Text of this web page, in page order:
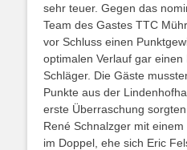
sehr teuer. Gegen das
Team des Gastes TTC
vor Schluss einen
optimalen Verlauf gar einen
Schläger. Die Gäste
Punkte aus der
erste Überraschung
René Schnalzger mit
im Doppel, ehe sich Eric